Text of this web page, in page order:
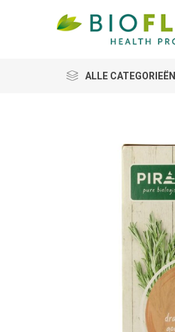
ALLE CATEGORIEËN